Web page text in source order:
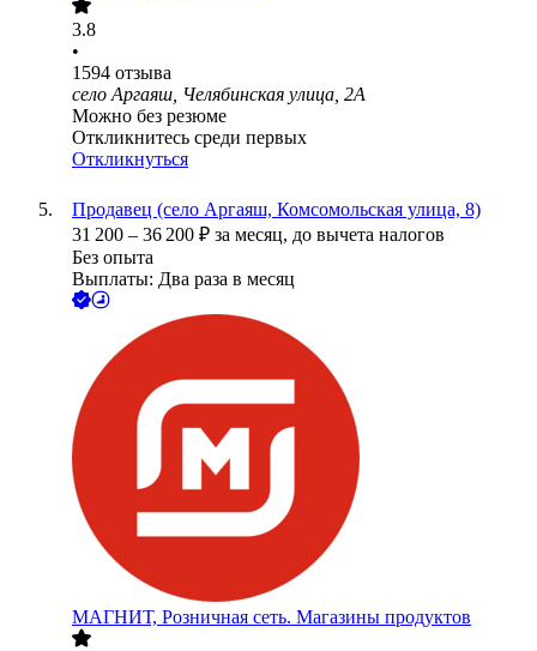
3.8
•
1594 отзыва
село Аргаяш, Челябинская улица, 2А
Можно без резюме
Откликнитесь среди первых
Откликнуться
Продавец (село Аргаяш, Комсомольская улица, 8)
31 200 – 36 200 ₽ за месяц, до вычета налогов
Без опыта
Выплаты: Два раза в месяц
МАГНИТ, Розничная сеть. Магазины продуктов